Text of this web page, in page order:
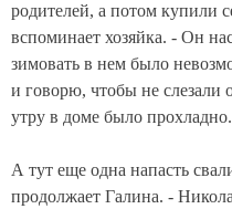
родителей, а потом купили
вспоминает хозяйка. - Он
зимовать в нем было
и говорю, чтобы не слезали
утру в доме было прохладно.
А тут еще одна напасть
продолжает Галина. -